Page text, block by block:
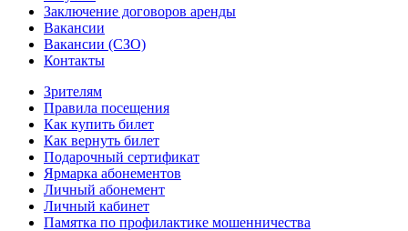
Заключение договоров аренды
Вакансии
Вакансии (СЗО)
Контакты
Зрителям
Правила посещения
Как купить билет
Как вернуть билет
Подарочный сертификат
Ярмарка абонементов
Личный абонемент
Личный кабинет
Памятка по профилактике мошенничества